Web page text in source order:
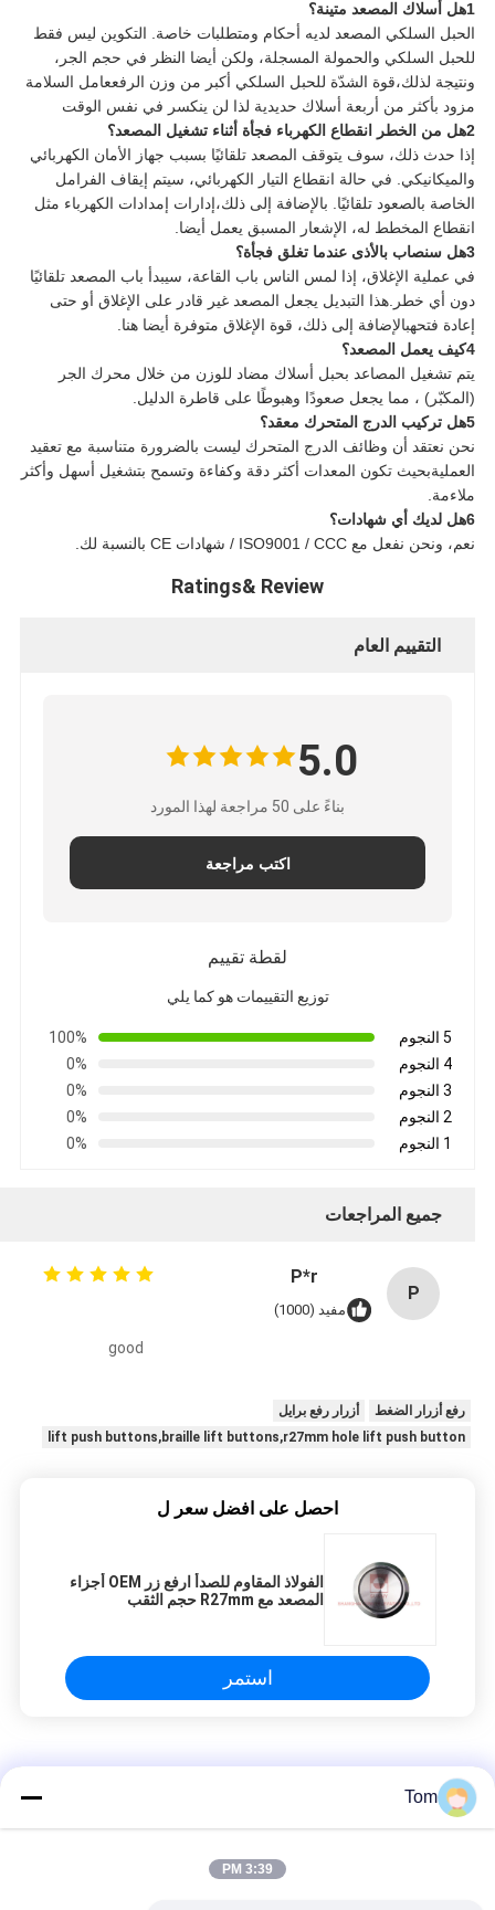
1هل أسلاك المصعد متينة؟
الحبل السلكي المصعد لديه أحكام ومتطلبات خاصة. التكوين ليس فقط
للحبل السلكي والحمولة المسجلة، ولكن أيضا النظر في حجم الجر،
ونتيجة لذلك،قوة الشدّة للحبل السلكي أكبر من وزن الرفععامل السلامة
مزود بأكثر من أربعة أسلاك حديدية لذا لن ينكسر في نفس الوقت
2هل من الخطر انقطاع الكهرباء فجأة أثناء تشغيل المصعد؟
إذا حدث ذلك، سوف يتوقف المصعد تلقائيًا بسبب جهاز الأمان الكهربائي
والميكانيكي. في حالة انقطاع التيار الكهربائي، سيتم إيقاف الفرامل
الخاصة بالصعود تلقائيًا. بالإضافة إلى ذلك،إدارات إمدادات الكهرباء مثل
انقطاع المخطط له، الإشعار المسبق يعمل أيضا.
3هل سنصاب بالأذى عندما تغلق فجأة؟
في عملية الإغلاق، إذا لمس الناس باب القاعة، سيبدأ باب المصعد تلقائيًا
دون أي خطر.هذا التبديل يجعل المصعد غير قادر على الإغلاق أو حتى
إعادة فتحهبالإضافة إلى ذلك، قوة الإغلاق متوفرة أيضا هنا.
4كيف يعمل المصعد؟
يتم تشغيل المصاعد بحبل أسلاك مضاد للوزن من خلال محرك الجر
(المكبّر) ، مما يجعل صعودًا وهبوطًا على قاطرة الدليل.
5هل تركيب الدرج المتحرك معقد؟
نحن نعتقد أن وظائف الدرج المتحرك ليست بالضرورة متناسبة مع تعقيد
العمليةبحيث تكون المعدات أكثر دقة وكفاءة وتسمح بتشغيل أسهل وأكثر
ملاءمة.
6هل لديك أي شهادات؟
نعم، ونحن نفعل مع ISO9001 / CCC / شهادات CE بالنسبة لك.
Ratings& Review
التقييم العام
5.0
بناءً على 50 مراجعة لهذا المورد
اكتب مراجعة
لقطة تقييم
توزيع التقييمات هو كما يلي
5 النجوم
100%
4 النجوم
0%
3 النجوم
0%
2 النجوم
0%
1 النجوم
0%
جميع المراجعات
P
P*r
مفيد (1000)
good
رفع أزرار الضغط
أزرار رفع برايل
lift push buttons,braille lift buttons,r27mm hole lift push button
احصل على افضل سعر ل
الفولاذ المقاوم للصدأ ارفع زر OEM أجزاء
المصعد مع R27mm حجم الثقب
استمر
مصعد زر
Tom
3:39 PM